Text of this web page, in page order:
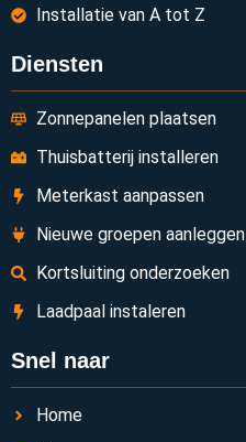
Installatie van A tot Z
Diensten
Zonnepanelen plaatsen
Thuisbatterij installeren
Meterkast aanpassen
Nieuwe groepen aanleggen
Kortsluiting onderzoeken
Laadpaal instaleren
Snel naar
Home